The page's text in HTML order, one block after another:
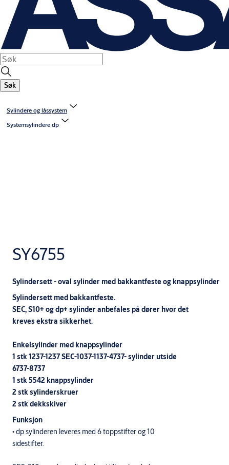
Søk
Sylindere og låssystem
Systemsylindere dp
SY6755
Sylindersett - oval sylinder med bakkantfeste og knappsylinder
Sylindersett med bakkantfeste.
SEC, S10+ og dp+ sylinder anbefales på dører hvor det
kreves ekstra sikkerhet.
Enkelsylinder med knappsylinder
1 stk 1237-1237 SEC-1037-1137-4737- sylinder utside
6737-8737
1 stk 5542 knappsylinder
2 stk sylinderskruer
2 stk dekkskiver
Funksjon
• dp sylinderen leveres med 6 toppstifter og 10
sidestifter.